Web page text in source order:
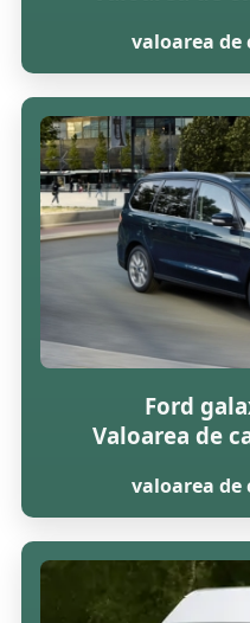
valoarea de
Ford
Valoarea de
valoarea de